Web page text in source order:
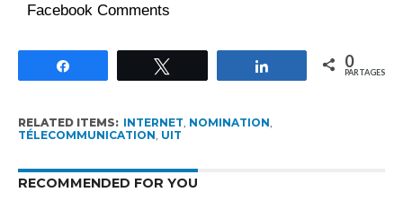
Facebook Comments
Partagez 0
PARTAGES
RELATED ITEMS: INTERNET NOMINATION
TÉLECOMMUNICATION UIT
RECOMMENDED FOR YOU